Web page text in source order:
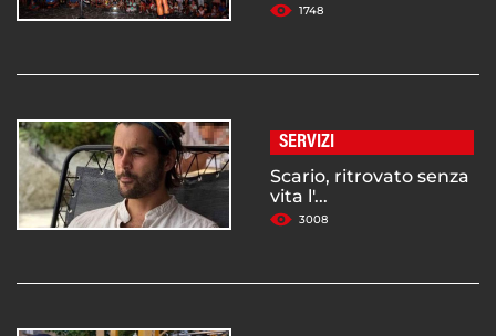
1748
SERVIZI
Scario, ritrovato senza
vita l'...
3008